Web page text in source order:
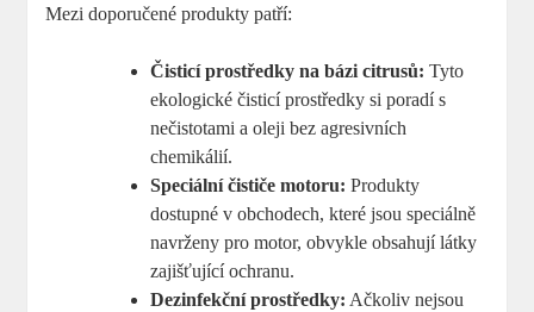
Mezi doporučené produkty patří:
Čisticí prostředky na bázi citrusů: Tyto
ekologické čisticí prostředky si poradí s
nečistotami a oleji bez agresivních
chemikálií.
Speciální čističe motoru: Produkty
dostupné v obchodech, které jsou speciálně
navrženy pro motor, obvykle obsahují látky
zajišťující ochranu.
Dezinfekční prostředky: Ačkoliv nejsou